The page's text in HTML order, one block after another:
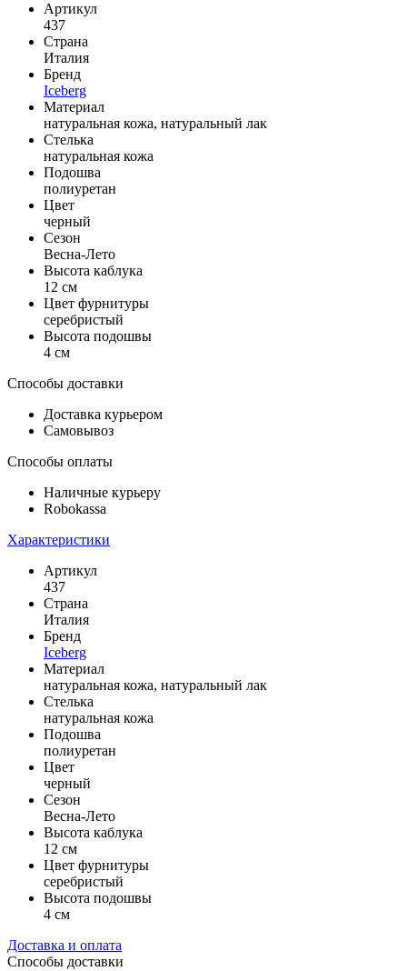
Артикул
437
Страна
Италия
Бренд
Iceberg
Материал
натуральная кожа, натуральный лак
Стелька
натуральная кожа
Подошва
полиуретан
Цвет
черный
Сезон
Весна-Лето
Высота каблука
12 см
Цвет фурнитуры
серебристый
Высота подошвы
4 см
Способы доставки
Доставка курьером
Самовывоз
Способы оплаты
Наличные курьеру
Robokassa
Характеристики
Артикул
437
Страна
Италия
Бренд
Iceberg
Материал
натуральная кожа, натуральный лак
Стелька
натуральная кожа
Подошва
полиуретан
Цвет
черный
Сезон
Весна-Лето
Высота каблука
12 см
Цвет фурнитуры
серебристый
Высота подошвы
4 см
Доставка и оплата
Способы доставки